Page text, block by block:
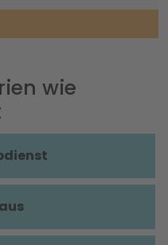
wie